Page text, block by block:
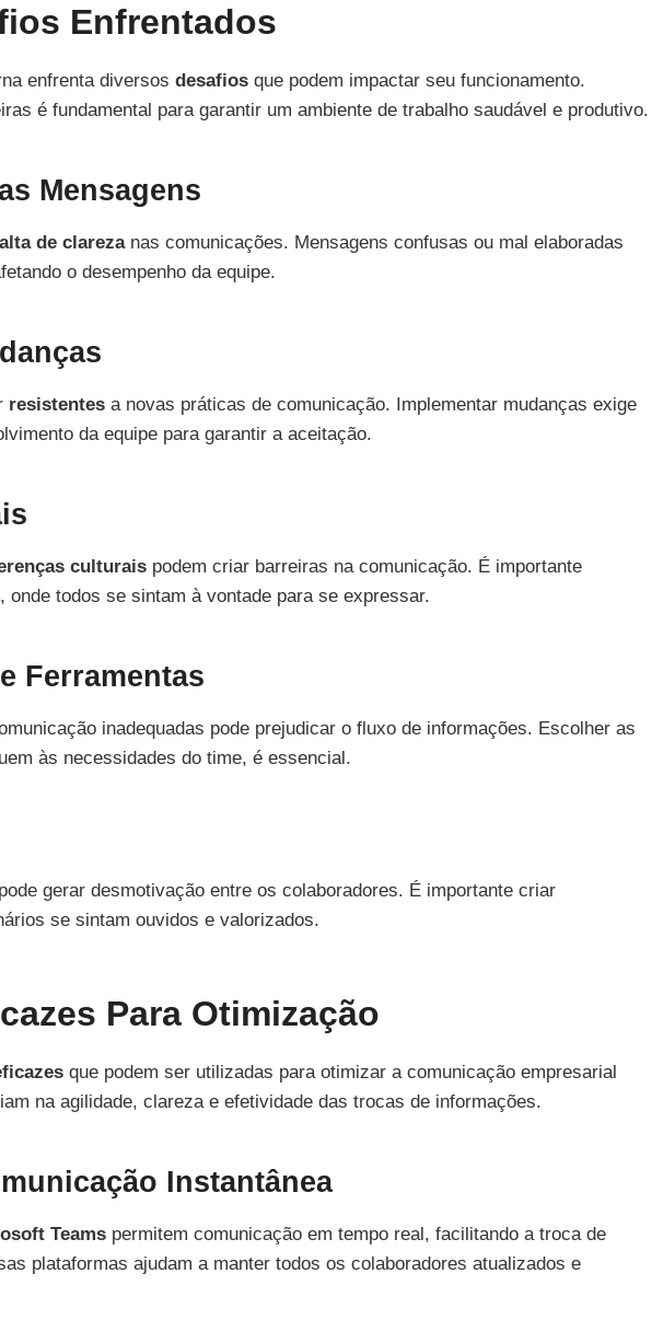
Enfrentados
enfrenta diversos desafios que podem impactar seu funcionamento.
é fundamental para garantir um ambiente de trabalho saudável e produtivo.
Mensagens
de clarezanas comunicações. Mensagens confusas ou mal elaboradas
o desempenho da equipe.
resistentes a novas práticas de comunicação. Implementar mudanças exige
da equipe para garantir a aceitação.
culturais podem criar barreiras na comunicação. É importante
onde todos se sintam à vontade para se expressar.
Ferramentas
inadequadas pode prejudicar o fluxo de informações. Escolher as
às necessidades do time, é essencial.
gerar desmotivação entre os colaboradores. É importante criar
se sintam ouvidos e valorizados.
Para Otimização
que podem ser utilizadas para otimizar a comunicação empresarial
na agilidade, clareza e efetividade das trocas de informações.
Instantânea
Teams permitem comunicação em tempo real, facilitando a troca de
plataformas ajudam a manter todos os colaboradores atualizados e